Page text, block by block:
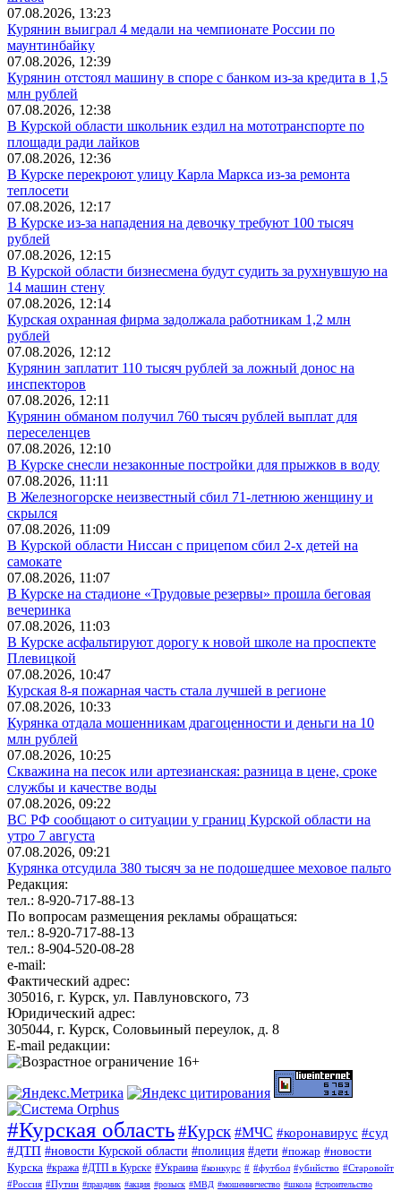
07.08.2026, 13:23
Курянин выиграл 4 медали на чемпионате России по
маунтинбайку
07.08.2026, 12:39
Курянин отстоял машину в споре с банком из-за кредита в 1,5
млн рублей
07.08.2026, 12:38
В Курской области школьник ездил на мототранспорте по
площади ради лайков
07.08.2026, 12:36
В Курске перекроют улицу Карла Маркса из-за ремонта
теплосети
07.08.2026, 12:17
В Курске из-за нападения на девочку требуют 100 тысяч
рублей
07.08.2026, 12:15
В Курской области бизнесмена будут судить за рухнувшую на
14 машин стену
07.08.2026, 12:14
Курская охранная фирма задолжала работникам 1,2 млн
рублей
07.08.2026, 12:12
Курянин заплатит 110 тысяч рублей за ложный донос на
инспекторов
07.08.2026, 12:11
Курянин обманом получил 760 тысяч рублей выплат для
переселенцев
07.08.2026, 12:10
В Курске снесли незаконные постройки для прыжков в воду
07.08.2026, 11:11
В Железногорске неизвестный сбил 71-летнюю женщину и
скрылся
07.08.2026, 11:09
В Курской области Ниссан с прицепом сбил 2-х детей на
самокате
07.08.2026, 11:07
В Курске на стадионе «Трудовые резервы» прошла беговая
вечеринка
07.08.2026, 11:03
В Курске асфальтируют дорогу к новой школе на проспекте
Плевицкой
07.08.2026, 10:47
Курская 8-я пожарная часть стала лучшей в регионе
07.08.2026, 10:33
Курянка отдала мошенникам драгоценности и деньги на 10
млн рублей
07.08.2026, 10:25
Скважина на песок или артезианская: разница в цене, сроке
службы и качестве воды
07.08.2026, 09:22
ВС РФ сообщают о ситуации у границ Курской области на
утро 7 августа
07.08.2026, 09:21
Курянка отсудила 380 тысяч за не подошедшее меховое пальто
Редакция:
тел.: 8-920-717-88-13
По вопросам размещения рекламы обращаться:
тел.: 8-920-717-88-13
тел.: 8-904-520-08-28
e-mail:
Фактический адрес:
305016, г. Курск, ул. Павлуновского, 73
Юридический адрес:
305044, г. Курск, Соловьиный переулок, д. 8
E-mail редакции:
#Курская область#Курск #МЧС #коронавирус #суд
#ДТП #новости Курской области #полиция #дети #пожар #новости
Курска #кража #ДТП в Курске #Украина #конкурс # #футбол #убийство #Старовойт
#Россия #Путин #праздник #акция #розыск #МВД #мошенничество #школа #строительство